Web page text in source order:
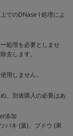
でのDNase I 処理によ
処理を必要としませ
去します。
用しません。
、別途購入の必要はあ
添加
バキ (葉)、ブドウ (果